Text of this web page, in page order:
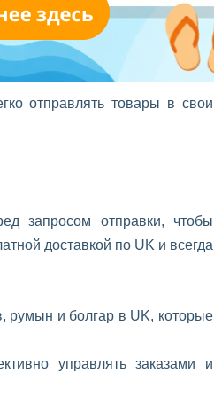
широким ассортиментом и
отправлять товары в свои
запросом отправки, чтобы
доставкой по UK и всегда
румын и болгар в UK, которые
управлять заказами и